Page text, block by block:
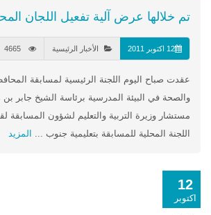
تم خلالها عرض آلية تفعيل اللجان
12 اكتوبر 2011 الأخبار الرئيسية
عقدت صباح اليوم اللجنة الرئيسية لمسابقة
والصحة في البيئة المدرسية برئاسة الشيخ جابر
مستشار وزيرة التربية والتعليم لشؤون المسابقة
اللجنة المحلية للمسابقة بتعليمية جنوب ... المزيد
12
اكتوبر